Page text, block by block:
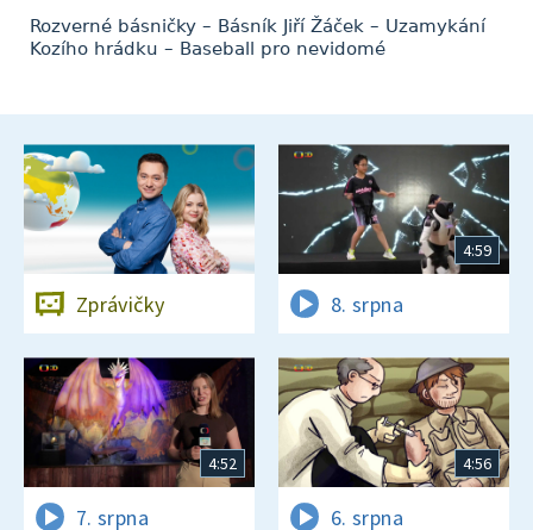
Rozverné básničky – Básník Jiří Žáček – Uzamykání
Kozího hrádku – Baseball pro nevidomé
Zprávičky
4:59
8. srpna
4:52
7. srpna
4:56
6. srpna